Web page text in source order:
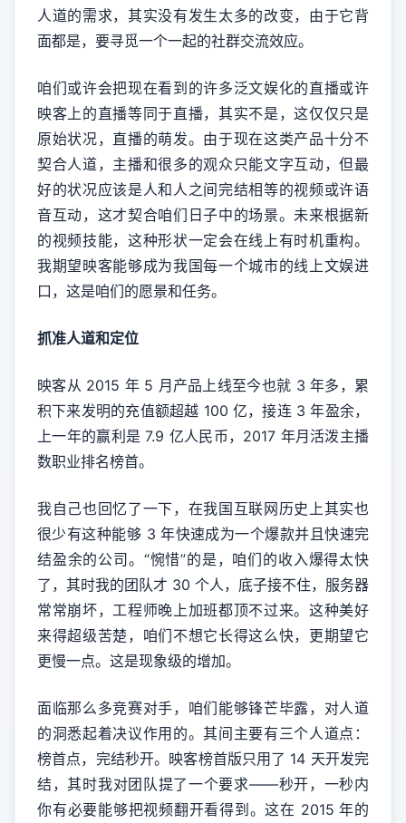
人道的需求，其实没有发生太多的改变，由于它背
面都是，要寻觅一个一起的社群交流效应。
咱们或许会把现在看到的许多泛文娱化的直播或许
映客上的直播等同于直播，其实不是，这仅仅只是
原始状况，直播的萌发。由于现在这类产品十分不
契合人道，主播和很多的观众只能文字互动，但最
好的状况应该是人和人之间完结相等的视频或许语
音互动，这才契合咱们日子中的场景。未来根据新
的视频技能，这种形状一定会在线上有时机重构。
我期望映客能够成为我国每一个城市的线上文娱进
口，这是咱们的愿景和任务。
抓准人道和定位
映客从 2015 年 5 月产品上线至今也就 3 年多，累
积下来发明的充值额超越 100 亿，接连 3 年盈余，
上一年的赢利是 7.9 亿人民币，2017 年月活泼主播
数职业排名榜首。
我自己也回忆了一下，在我国互联网历史上其实也
很少有这种能够 3 年快速成为一个爆款并且快速完
结盈余的公司。“惋惜”的是，咱们的收入爆得太快
了，其时我的团队才 30 个人，底子接不住，服务器
常常崩坏，工程师晚上加班都顶不过来。这种美好
来得超级苦楚，咱们不想它长得这么快，更期望它
更慢一点。这是现象级的增加。
面临那么多竞赛对手，咱们能够锋芒毕露，对人道
的洞悉起着决议作用的。其间主要有三个人道点：
榜首点，完结秒开。映客榜首版只用了 14 天开发完
结，其时我对团队提了一个要求——秒开，一秒内
你有必要能够把视频翻开看得到。这在 2015 年的